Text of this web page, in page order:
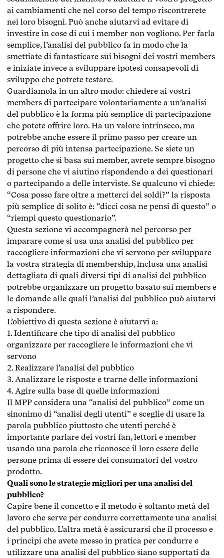
ai cambiamenti che nel corso del tempo riscontrerete
nei loro bisogni. Può anche aiutarvi ad evitare di
investire in cose di cui i member non vogliono. Per farla
semplice, l’analisi del pubblico fa in modo che la
smettiate di fantasticare sui bisogni dei vostri members
e iniziate invece a sviluppare ipotesi consapevoli di
sviluppo che potrete testare.
Guardiamola in un altro modo: chiedere ai vostri
members di partecipare volontariamente a un’analisi
del pubblico è la forma più semplice di partecipazione
che potete offrire loro. Ha un valore intrinseco, ma
potrebbe anche essere il primo passo per creare un
percorso di più intensa partecipazione. Se siete un
progetto che si basa sui member, avrete sempre bisogno
di persone che vi aiutino rispondendo a dei questionari
o partecipando a delle interviste. Se qualcuno vi chiede:
“Cosa posso fare oltre a metterci dei soldi?” la risposta
più semplice di solito è: “dicci cosa ne pensi di questo” o
“riempi questo questionario”.
Questa sezione vi accompagnerà nel percorso per
imparare come si usa una analisi del pubblico per
raccogliere informazioni che vi servono per sviluppare
la vostra strategia di membership, inclusa una analisi
dettagliata di quali diversi tipi di analisi del pubblico
potrebbe organizzare un progetto basato sui members e
le domande alle quali l’analisi del pubblico può aiutarvi
a rispondere.
L’obiettivo di questa sezione è aiutarvi a:
1. Identificare che tipo di analisi del pubblico
organizzare per raccogliere le informazioni che vi
servono
2. Realizzare l’analisi del pubblico
3. Analizzare le risposte e trarne delle informazioni
4. Agire sulla base di quelle informazioni
Il MPP considera una “analisi del pubblico” come un
sinonimo di “analisi degli utenti” e sceglie di usare la
parola pubblico piuttosto che utenti perché è
importante parlare dei vostri fan, lettori e member
usando una parola che riconosce il loro essere delle
persone prima di essere dei consumatori del vostro
prodotto.
Quali sono le strategie migliori per una analisi del
pubblico?
Capire bene il concetto e il metodo è soltanto metà del
lavoro che serve per condurre correttamente una analisi
del pubblico. L’altra metà è assicurarsi che il processo e
i principi che avete messo in pratica per condurre e
utilizzare una analisi del pubblico siano supportati da